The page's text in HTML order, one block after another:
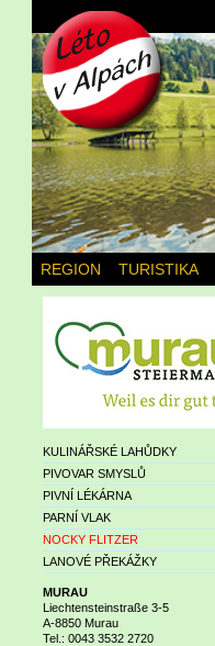
KULINÁŘSKÉ LAHŮDKY
PIVOVAR SMYSLŮ
PIVNÍ LÉKÁRNA
PARNÍ VLAK
NOCKY FLITZER
LANOVÉ PŘEKÁŽKY
MURAU
Liechtensteinstraße 3-5
A-8850 Murau
Tel.: 0043 3532 2720
REGION TURISTIKA